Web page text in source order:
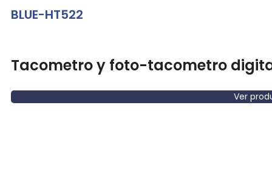
BLUE-HT522
Tacometro y foto-tacometro
Ver